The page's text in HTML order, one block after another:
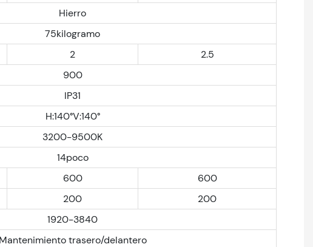
Hierro
75kilogramo
2
2.5
900
IP31
H:140°V:140°
3200-9500K
14poco
600
600
200
200
1920-3840
Mantenimiento trasero/delantero